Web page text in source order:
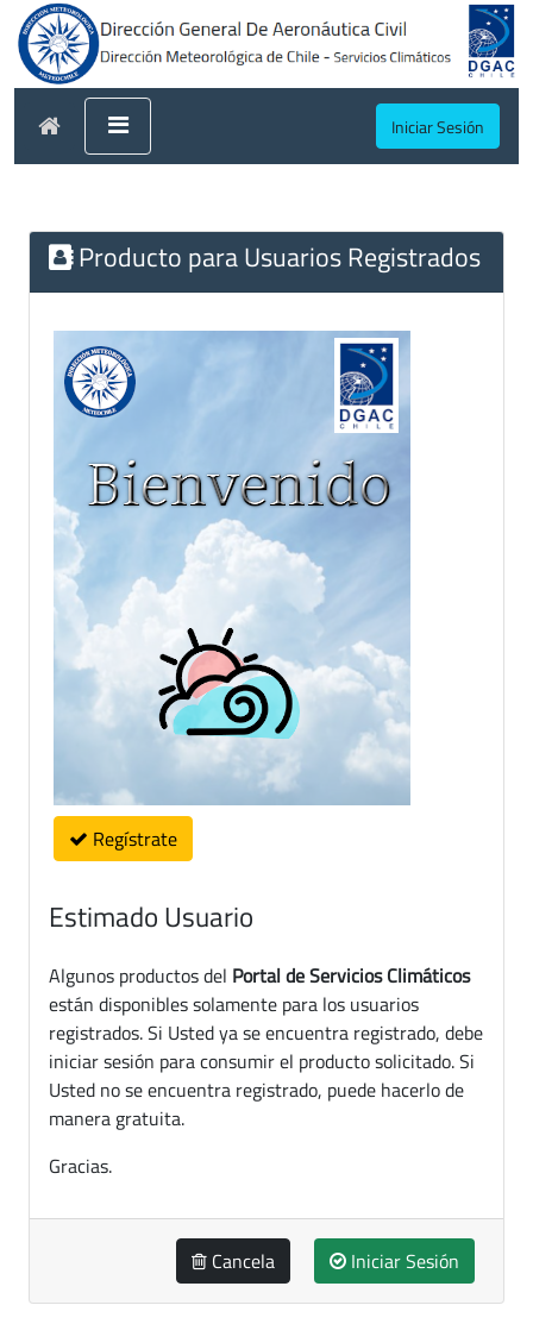
Iniciar Sesión
Producto para Usuarios Registrados
Regístrate
Estimado Usuario
Algunos productos del Portal de Servicios Climáticos
están disponibles solamente para los usuarios
registrados. Si Usted ya se encuentra registrado, debe
iniciar sesión para consumir el producto solicitado. Si
Usted no se encuentra registrado, puede hacerlo de
manera gratuita.
Gracias.
Cancela Iniciar Sesión